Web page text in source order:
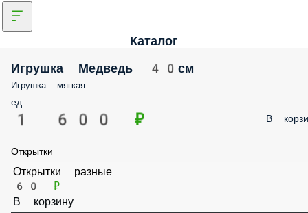
Каталог
Игрушка Медведь 40см
Игрушка мягкая
ед.
1 600 ₽ В
Открытки
Открытки разные
60 ₽
В корзину